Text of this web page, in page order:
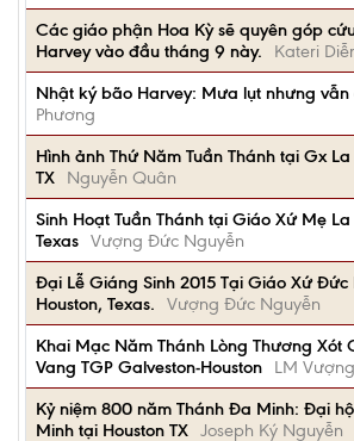
Các giáo phận Hoa Kỳ sẽ quyên góp
Harvey vào đầu tháng 9 này.
Kateri
Nhật ký bão Harvey: Mưa lụt nhưng vẫn
Phương
Hình ảnh Thứ Năm Tuần Thánh tại Gx
TX
Nguyễn Quân
Sinh Hoạt Tuần Thánh tại Giáo Xứ Mẹ
Texas Vượng Đức Nguyễn
Đại Lễ Giáng Sinh 2015 Tại Giáo Xứ Đức
Houston, Texas.
Vượng Đức Nguyễn
Khai Mạc Năm Thánh Lòng Thương Xót
Vang TGP Galveston-Houston
LM
Kỷ niệm 800 năm Thánh Đa Minh: Đại
Minh tại Houston TX Joseph Ký Nguyễn